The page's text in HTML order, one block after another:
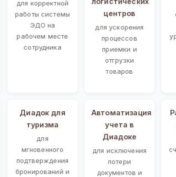
для корректной
работы системы
ЭДО на
рабочем месте
сотрудника
центров
для ускорения
процессов
приемки и
отгрузки
товаров
Диадок для
туризма
для
мгновенного
подтверждения
бронирований и
Автоматизация
учета в
Диадоке
для исключения
потери
документов и